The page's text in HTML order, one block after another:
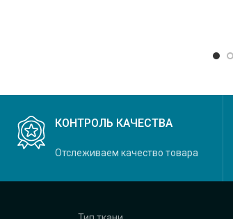
КОНТРОЛЬ КАЧЕСТВА
Отслеживаем качество товара